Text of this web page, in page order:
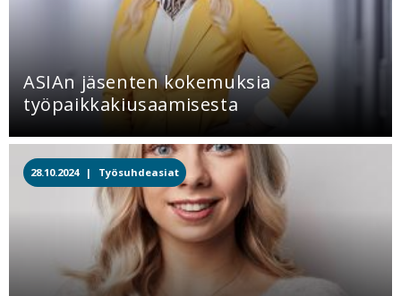
ASIAn jäsenten kokemuksia
työpaikkakiusaamisesta
28.10.2024 | Työsuhdeasiat